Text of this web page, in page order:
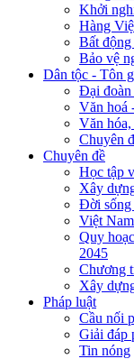
Khởi
Hàng
Bất động
Bảo vệ
Dân tộc - Tôn
Đại đoàn
Văn hoá
Văn
Chuyên
Chuyên đề
Học tập
Xây
Đời sống
Việt
Quy
2045
Chương
Xây
Pháp luật
Cầu nối
Giải đáp
Tin nóng